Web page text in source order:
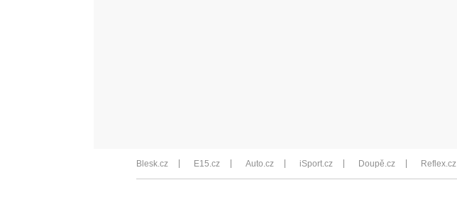
Blesk.cz E15.cz Auto.cz iSport.cz Doupě.cz Reflex.cz